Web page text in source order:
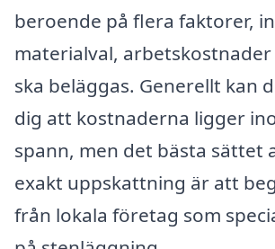
beroende på flera faktorer,
materialval, arbetskostnader
ska beläggas. Generellt kan
dig att kostnaderna ligger
spann, men det bästa sättet
exakt uppskattning är att
från lokala företag som